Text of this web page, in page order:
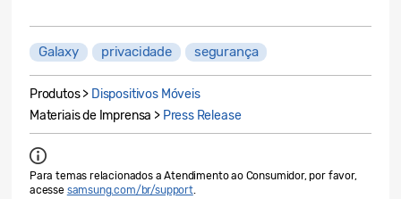
Galaxy privacidade segurança
Produtos > Dispositivos Móveis
Materiais de Imprensa > Press Release
Para temas relacionados a Atendimento ao Consumidor, por favor,
acesse samsung.com/br/support.